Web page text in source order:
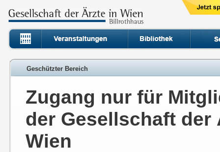
Geschützter Bereich
Zugang nur für
der Gesellschaft der
Wien